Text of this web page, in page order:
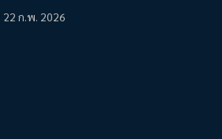
22 ก.พ. 2026